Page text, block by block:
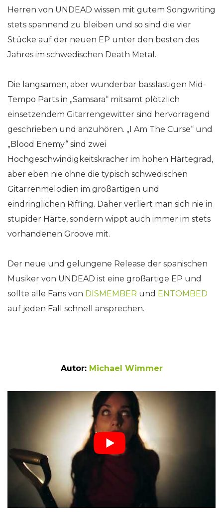
Herren von UNDEAD wissen mit gutem Songwriting
stets spannend zu bleiben und so sind die vier
Stücke auf der neuen EP unter den besten des
Jahres im schwedischen Death Metal.
Die langsamen, aber wunderbar basslastigen Mid-
Tempo Parts in „Samsara“ mitsamt plötzlich
einsetzendem Gitarrengewitter sind hervorragend
geschrieben und anzuhören. „I Am The Curse“ und
„Blood Enemy“ sind zwei
Hochgeschwindigkeitskracher im hohen Härtegrad,
aber eben nie ohne die typisch schwedischen
Gitarrenmelodien im großartigen und
eindringlichen Riffing. Daher verliert man sich nie in
stupider Härte, sondern wippt auch immer im stets
vorhandenen Groove mit.
Der neue und gelungene Release der spanischen
Musiker von UNDEAD ist eine großartige EP und
sollte alle Fans von DISMEMBER und ENTOMBED
auf jeden Fall schnell ansprechen.
Autor: Michael Wimmer